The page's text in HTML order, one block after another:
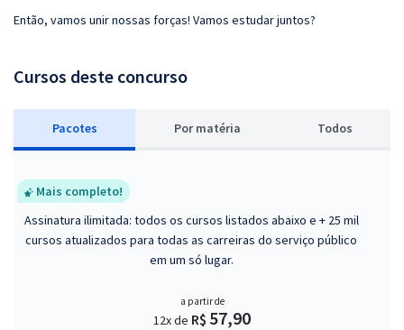
Então, vamos unir nossas forças! Vamos estudar juntos?
Cursos deste concurso
Pacotes Por matéria Todos
Mais completo!
Assinatura ilimitada: todos os cursos listados abaixo e + 25 mil
cursos atualizados para todas as carreiras do serviço público
em um só lugar.
a partir de
12x de R$ 57,90